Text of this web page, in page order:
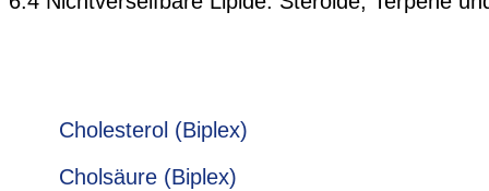
Cholesterol (Biplex)
Cholsäure (Biplex)